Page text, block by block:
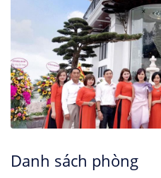
Danh sách phòng